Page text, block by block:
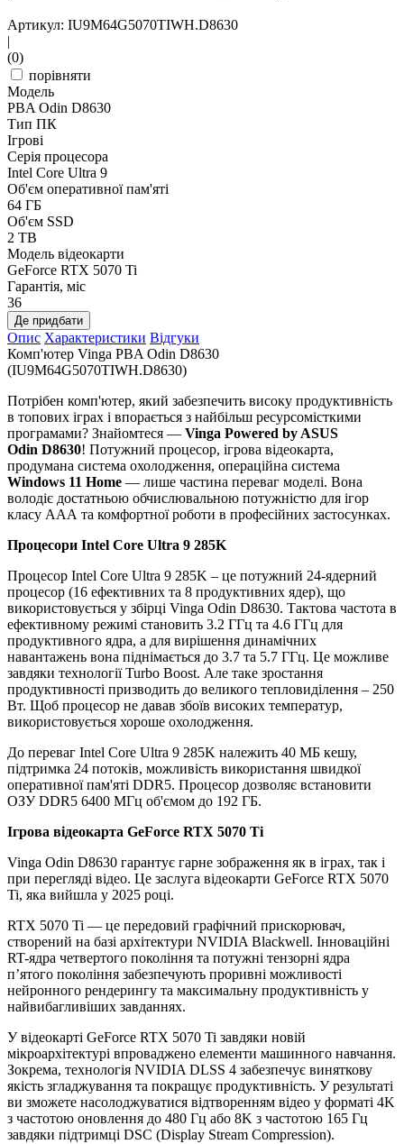
Артикул: IU9M64G5070TIWH.D8630
|
(0)
порівняти
Модель
PBA Odin D8630
Тип ПК
Ігрові
Серія процесора
Intel Core Ultra 9
Об'єм оперативної пам'яті
64 ГБ
Об'єм SSD
2 TB
Модель відеокарти
GeForce RTX 5070 Ti
Гарантія, міс
36
Де придбати
Опис Характеристики Відгуки
Комп'ютер Vinga PBA Odin D8630
(IU9M64G5070TIWH.D8630)
Потрібен комп'ютер, який забезпечить високу продуктивність
в топових іграх і впорається з найбільш ресурсомісткими
програмами? Знайомтеся — Vinga Powered by ASUS
Odin D8630! Потужний процесор, ігрова відеокарта,
продумана система охолодження, операційна система
Windows 11 Home — лише частина переваг моделі. Вона
володіє достатньою обчислювальною потужністю для ігор
класу ААА та комфортної роботи в професійних застосунках.
Процесори Intel Core Ultra 9 285K
Процесор Intel Core Ultra 9 285K – це потужний 24-ядерний
процесор (16 ефективних та 8 продуктивних ядер), що
використовується у збірці Vinga Odin D8630. Тактова частота в
ефективному режимі становить 3.2 ГГц та 4.6 ГГц для
продуктивного ядра, а для вирішення динамічних
навантажень вона піднімається до 3.7 та 5.7 ГГц. Це можливе
завдяки технології Turbo Boost. Але таке зростання
продуктивності призводить до великого тепловиділення – 250
Вт. Щоб процесор не давав збоїв високих температур,
використовується хороше охолодження.
До переваг Intel Core Ultra 9 285K належить 40 МБ кешу,
підтримка 24 потоків, можливість використання швидкої
оперативної пам'яті DDR5. Процесор дозволяє встановити
ОЗУ DDR5 6400 МГц об'ємом до 192 ГБ.
Ігрова відеокарта GeForce RTX 5070 Ti
Vinga Odin D8630 гарантує гарне зображення як в іграх, так і
при перегляді відео. Це заслуга відеокарти GeForce RTX 5070
Ti, яка вийшла у 2025 році.
RTX 5070 Ti — це передовий графічний прискорювач,
створений на базі архітектури NVIDIA Blackwell. Інноваційні
RT-ядра четвертого покоління та потужні тензорні ядра
п’ятого покоління забезпечують проривні можливості
нейронного рендерингу та максимальну продуктивність у
найвибагливіших завданнях.
У відеокарті GeForce RTX 5070 Ti завдяки новій
мікроархітектурі впроваджено елементи машинного навчання.
Зокрема, технологія NVIDIA DLSS 4 забезпечує виняткову
якість згладжування та покращує продуктивність. У результаті
ви зможете насолоджуватися відтворенням відео у форматі 4K
з частотою оновлення до 480 Гц або 8K з частотою 165 Гц
завдяки підтримці DSC (Display Stream Compression).